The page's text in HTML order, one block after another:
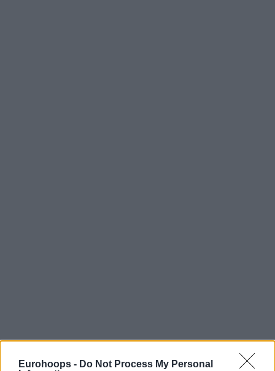
Eurohoops - Do Not Process My Personal